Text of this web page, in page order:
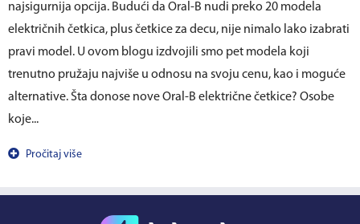
najsigurnija opcija. Budući da Oral-B nudi preko 20 modela
električnih četkica, plus četkice za decu, nije nimalo lako izabrati
pravi model. U ovom blogu izdvojili smo pet modela koji
trenutno pružaju najviše u odnosu na svoju cenu, kao i moguće
alternative. Šta donose nove Oral-B električne četkice? Osobe
koje...
Pročitaj više